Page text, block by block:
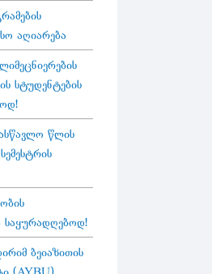
აღიარება
სტუდენტების
წლის
საყურადღებოდ!
ბეიაზითის